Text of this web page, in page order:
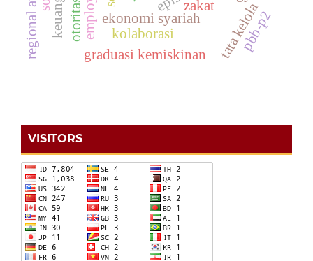
ekonomi syariah tata kelola
graduasi kemiskinan
kolaborasi
zakat
pbb-p2
VISITORS